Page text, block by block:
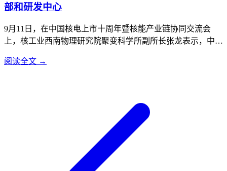
部和研发中心
9月11日，在中国核电上市十周年暨核能产业链协同交流会
上，核工业西南物理研究院聚变科学所副所长张龙表示，中国
正加速推进聚变事业工程化、商业化应用。
阅读全文 →